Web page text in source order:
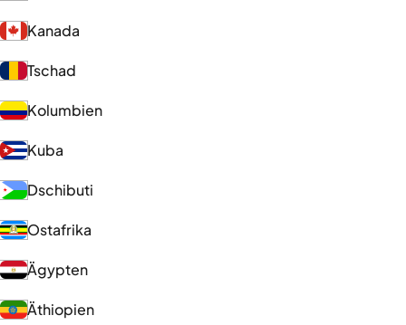
Kanada
Tschad
Kolumbien
Kuba
Dschibuti
Ostafrika
Ägypten
Äthiopien